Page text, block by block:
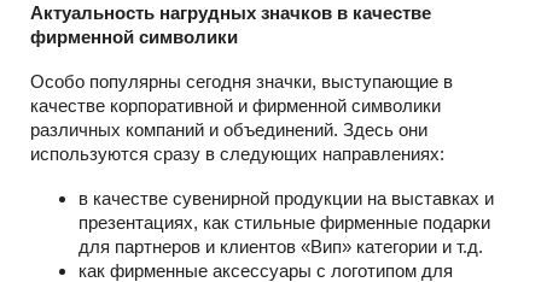
Актуальность нагрудных значков в качестве
фирменной символики
Особо популярны сегодня значки, выступающие в
качестве корпоративной и фирменной символики
различных компаний и объединений. Здесь они
используются сразу в следующих направлениях:
в качестве сувенирной продукции на выставках и
презентациях, как стильные фирменные подарки
для партнеров и клиентов «Вип» категории и т.д.
как фирменные аксессуары с логотипом для